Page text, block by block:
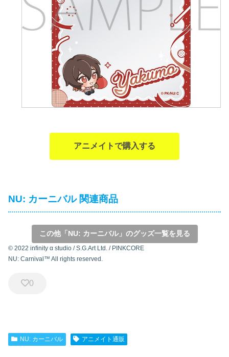
アニメイトで購入する
NU: カーニバル 関連商品
この他「NU: カーニバル」のグッズ一覧を見る
© 2022 infinity α studio / S.G.Art Ltd. / PINKCORE
NU: Carnival™ All rights reserved.
0
NU: カーニバル アニメイト通販